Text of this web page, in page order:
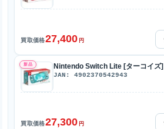
買取価格27,400 円
新品 Nintendo Switch Lite [ターコイズ]
JAN: 4902370542943
買取価格27,300 円